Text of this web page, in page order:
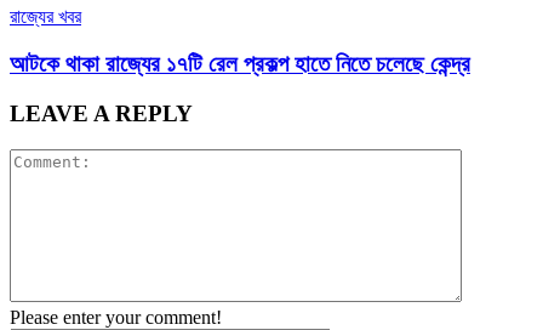
রাজ্যের খবর
আটকে থাকা রাজ্যের ১৭টি রেল প্রকল্প হাতে নিতে চলেছে কেন্দ্র
LEAVE A REPLY
Please enter your comment!